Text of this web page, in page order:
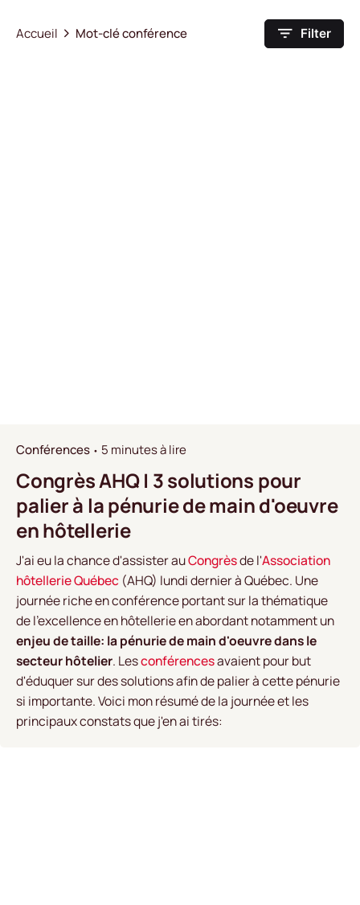
Accueil Mot-clé conférence Filter
Conférences 5 minutes à lire
Congrès AHQ | 3 solutions pour
palier à la pénurie de main d'oeuvre
en hôtellerie
J'ai eu la chance d'assister auCongrèsde l'Association
hôtellerie Québec (AHQ) lundi dernier à Québec. Une
journée riche en conférence portant sur la thématique
de l'excellence en hôtellerie en abordant notamment un
enjeu de taille: la pénurie de main d'oeuvre dans le
secteur hôtelier. Lesconférencesavaient pour but
d'éduquer sur des solutions afin de palier à cette pénurie
si importante. Voici mon résumé de la journée et les
principaux constats que j'en ai tirés: